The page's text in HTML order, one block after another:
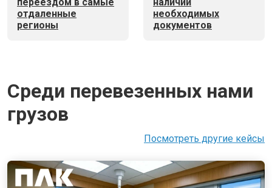
переездом в самые
отдаленные
регионы
наличии
необходимых
документов
Среди перевезенных нами
грузов
Посмотреть другие кейсы